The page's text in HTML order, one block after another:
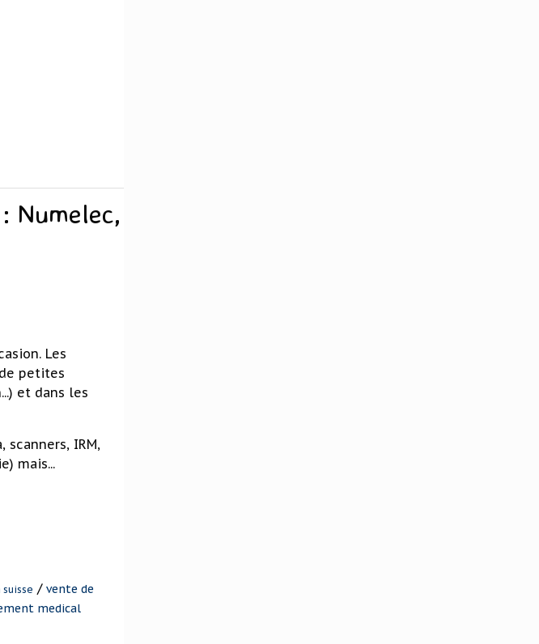
Numelec,
Les
petites
et dans les
IRM,
mais...
/ vente de
medical